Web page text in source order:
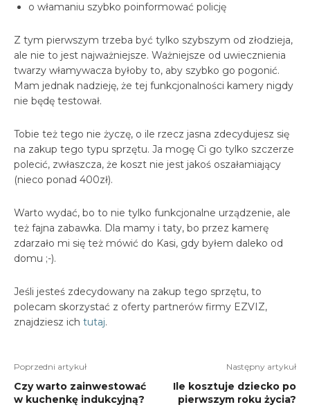
o włamaniu szybko poinformować policję
Z tym pierwszym trzeba być tylko szybszym od złodzieja,
ale nie to jest najważniejsze. Ważniejsze od uwiecznienia
twarzy włamywacza byłoby to, aby szybko go pogonić.
Mam jednak nadzieję, że tej funkcjonalności kamery nigdy
nie będę testował.
Tobie też tego nie życzę, o ile rzecz jasna zdecydujesz się
na zakup tego typu sprzętu. Ja mogę Ci go tylko szczerze
polecić, zwłaszcza, że koszt nie jest jakoś oszałamiający
(nieco ponad 400zł).
Warto wydać, bo to nie tylko funkcjonalne urządzenie, ale
też fajna zabawka. Dla mamy i taty, bo przez kamerę
zdarzało mi się też mówić do Kasi, gdy byłem daleko od
domu ;-).
Jeśli jesteś zdecydowany na zakup tego sprzętu, to
polecam skorzystać z oferty partnerów firmy EZVIZ,
znajdziesz ich tutaj.
Poprzedni artykuł
Czy warto zainwestować
w kuchenkę indukcyjną?
Następny artykuł
Ile kosztuje dziecko po
pierwszym roku życia?